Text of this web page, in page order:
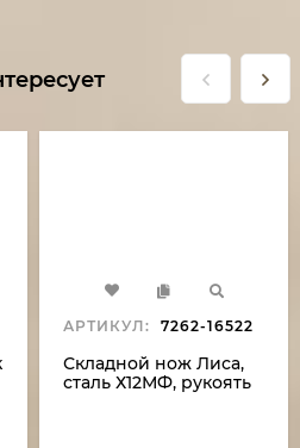
АРТИКУЛ: 7262-16522
Складной нож Лиса,
сталь Х12МФ, рукоять